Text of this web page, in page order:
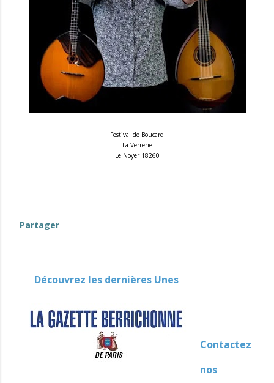
Festival de Boucard
La Verrerie
Le Noyer 18260
Partager
Découvrez les dernières Unes
Contactez
nos